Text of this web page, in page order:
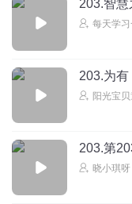
203.智慧
每天学
203.为有
阳光宝
203.第
晓小琪呀